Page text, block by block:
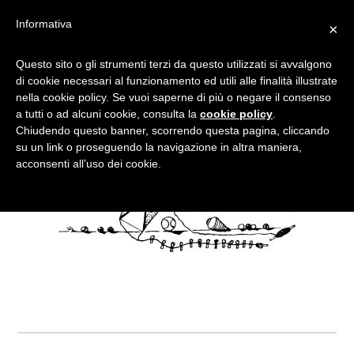
VINTAGE-1636190_1920
×
Informativa
Questo sito o gli strumenti terzi da questo utilizzati si avvalgono
di cookie necessari al funzionamento ed utili alle finalità illustrate
nella cookie policy. Se vuoi saperne di più o negare il consenso
a tutti o ad alcuni cookie, consulta la cookie policy
Chiudendo questo banner, scorrendo questa pagina, cliccando
su un link o proseguendo la navigazione in altra maniera,
acconsenti all’uso dei cookie.